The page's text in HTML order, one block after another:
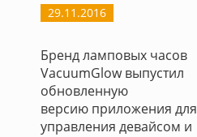
29.11.2016
Бренд ламповых часов
VacuumGlow выпустил
обновленную
версию приложения для
управления девайсом и